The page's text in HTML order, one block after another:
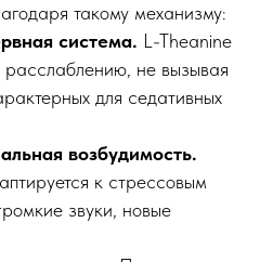
такому механизму:
система. L-Theanine
расслаблению, не вызывая
для седативных
возбудимость.
к стрессовым
звуки, новые